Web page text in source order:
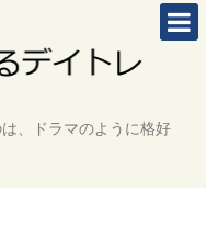
、ドラマのように格好